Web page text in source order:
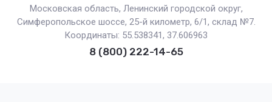
Московская область, Ленинский городской округ,
Симферопольское шоссе, 25-й километр, 6/1, склад №7.
Координаты: 55.538341, 37.606963
8 (800) 222-14-65